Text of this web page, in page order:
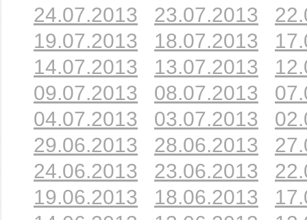
24.07.2013
23.07.2013
19.07.2013
18.07.2013
14.07.2013
13.07.2013
09.07.2013
08.07.2013
04.07.2013
03.07.2013
29.06.2013
28.06.2013
24.06.2013
23.06.2013
19.06.2013
18.06.2013